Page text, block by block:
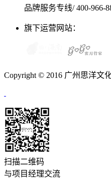
品牌服务专线/ 400-966-
旗下运营网站：
Copyright © 2016 广州思洋文
扫描二维码
与项目经理交流